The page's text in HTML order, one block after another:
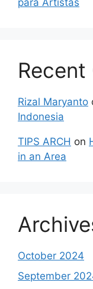
para Artistas
Rizal Maryanto
Indonesia
TIPS ARCH on
in an Area
October 2024
September